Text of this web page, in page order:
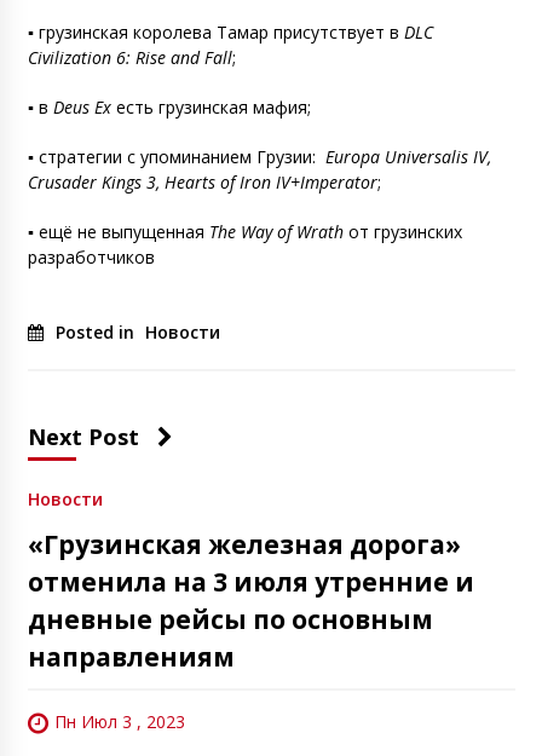
▪️ грузинская королева Тамар присутствует в DLC
Civilization 6: Rise and Fall;
▪️ в Deus Exесть грузинская мафия;
▪️ стратегии с упоминанием Грузии: Europa Universalis IV,
Crusader Kings 3, Hearts of Iron IV+Imperator;
▪️ ещё не выпущенная The Way of Wrathот грузинских
разработчиков
Posted in Новости
Next Post
Новости
«Грузинская железная дорога»
отменила на 3 июля утренние и
дневные рейсы по основным
направлениям
Пн Июл 3 , 2023